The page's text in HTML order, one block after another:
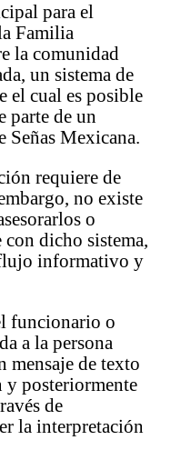
para el
Familia
la comunidad
un sistema de
el cual es posible
parte de un
Señas Mexicana.
requiere de
no existe
o
dicho sistema,
flujo informativo y
funcionario o
a la persona
mensaje de texto
posteriormente
de
la interpretación